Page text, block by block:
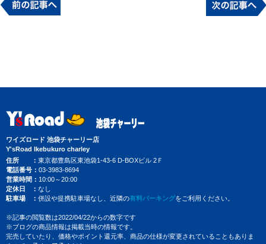
ワイズロード 池袋チャーリー店
Y'sRoad Ikebukuro charley
住所
東京都豊島区東池袋1-43-6 D-BOXビル 2Ｆ
電話番号
03-3983-8694
営業時間
10:00～20:00
定休日
なし
駐車場
併設や提携駐車場なし、近隣の有料パーキングをご利用ください。
※記事の閲覧数は2022/04/22からの数字です
※ブログの商品情報は掲載当時の情報です。
完売していたり、価格やポイント還元率、商品の仕様が変更されていることもありま